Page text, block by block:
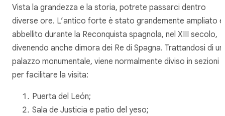
Vista la grandezza e la storia, potrete passarci dentro
diverse ore. L’antico forte è stato grandemente ampliato
abbellito durante la Reconquista spagnola, nel XIII secolo,
divenendo anche dimora dei Re di Spagna. Trattandosi di un
palazzo monumentale, viene normalmente diviso in sezioni
per facilitare la visita:
Puerta del León;
Sala de Justicia e patio del yeso;